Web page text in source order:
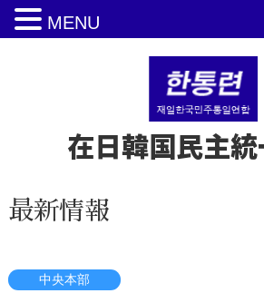
在日韓国民主
最新情報
中央本部
MENU